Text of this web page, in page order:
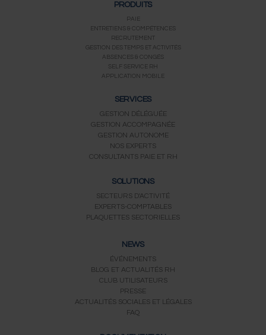
e
g
r
a
m
k
e
d
i
n
PRODUITS
PAIE
ENTRETIENS & COMPÉTENCES
RECRUTEMENT
GESTION DES TEMPS ET ACTIVITÉS
ABSENCES & CONGÉS
SELF SERVICE RH
APPLICATION MOBILE
SERVICES
GESTION DÉLÉGUÉE
GESTION ACCOMPAGNÉE
GESTION AUTONOME
NOS EXPERTS
CONSULTANTS PAIE ET RH
SOLUTIONS
SECTEURS D'ACTIVITÉ
EXPERTS-COMPTABLES
PLAQUETTES SECTORIELLES
NEWS
ÉVÉNEMENTS
BLOG ET ACTUALITÉS RH
CLUB UTILISATEURS
PRESSE
ACTUALITÉS SOCIALES ET LÉGALES
FAQ